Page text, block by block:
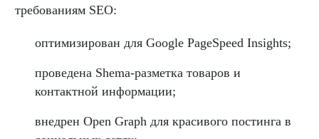
требованиям SEO:
оптимизирован для Google PageSpeed Insights;
проведена Shema-разметка товаров и
контактной информации;
внедрен Open Graph для красивого постинга в